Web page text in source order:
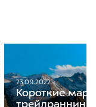
23.09.2022
Короткие